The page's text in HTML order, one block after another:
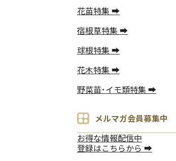
花苗特集 ➡
宿根草特集 ➡
球根特集 ➡
花木特集 ➡
野菜苗･イモ類特集 ➡
メルマガ会員募集中
お得な情報配信中
登録はこちらから ➡